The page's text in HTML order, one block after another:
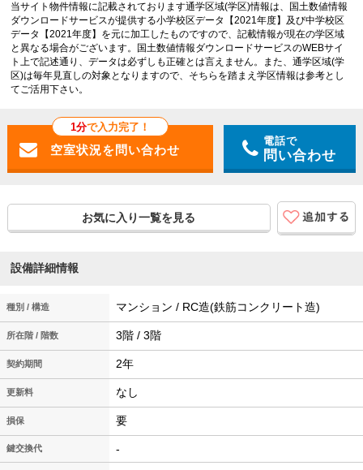
当サイト物件情報に記載されております通学区域(学区)情報は、国土数値情報
ダウンロードサービスが提供する小学校区データ【2021年度】及び中学校区
データ【2021年度】を元に加工したものですので、記載情報が現在の学区域
と異なる場合がございます。国土数値情報ダウンロードサービスのWEBサイ
ト上で記述通り、データは必ずしも正確とは言えません。また、通学区域(学
区)は毎年見直しの対象となりますので、そちらを踏まえ学区情報は参考とし
てご活用下さい。
1分で入力完了！
電話で
問い合わせ
お気に入り一覧を見る
設備詳細情報
種別 / 構造 マンション / RC造(鉄筋コンクリート造)
所在階 / 階数 3階 / 3階
契約期間 2年
更新料 なし
損保 要
鍵交換代 -